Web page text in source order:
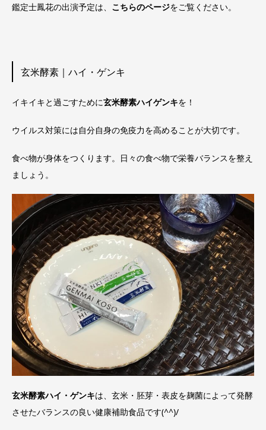
鑑定士鳳花の出演予定は、 こちらのページをご覧ください。
玄米酵素｜ハイ・ゲンキ
イキイキと過ごすために玄米酵素ハイゲンキを！
ウイルス対策には自分自身の免疫力を高めることが大切です。
食べ物が身体をつくります。日々の食べ物で栄養バランスを整え
ましょう。
玄米酵素ハイ・ゲンキは、玄米・胚芽・表皮を麹菌によって発酵
させたバランスの良い健康補助食品です(^^)/